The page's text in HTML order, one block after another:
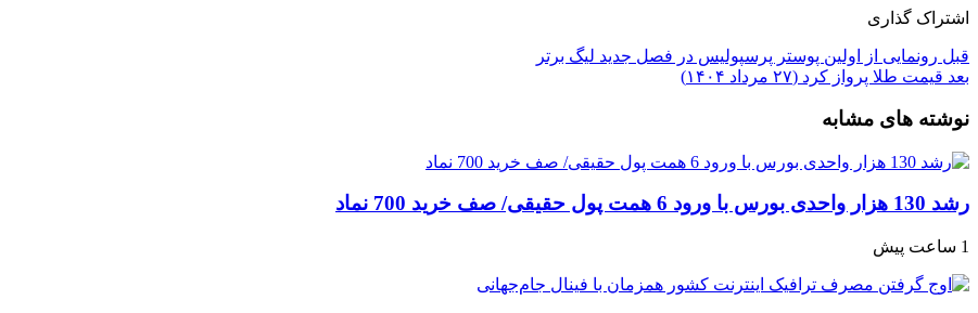
اشتراک گذاری
قبل رونمایی از اولین پوستر پرسپولیس در فصل جدید لیگ برتر
بعد قیمت طلا پرواز کرد (۲۷ مرداد ۱۴۰۴)
نوشته های مشابه
رشد 130 هزار واحدی بورس با ورود 6 همت پول حقیقی/ صف خرید 700 نماد
1 ساعت پیش